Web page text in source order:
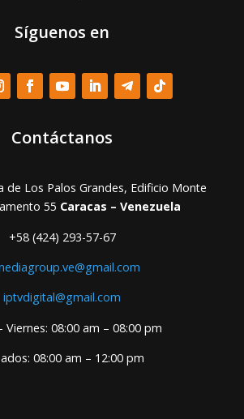
Síguenos en
Contáctanos
de Los Palos Grandes, Edificio Monte
55 Caracas – Venezuela
+58 (424) 293-57-67
iptvdigital@gmail.com
Viernes: 08:00 am – 08:00 pm
08:00 am – 12:00 pm